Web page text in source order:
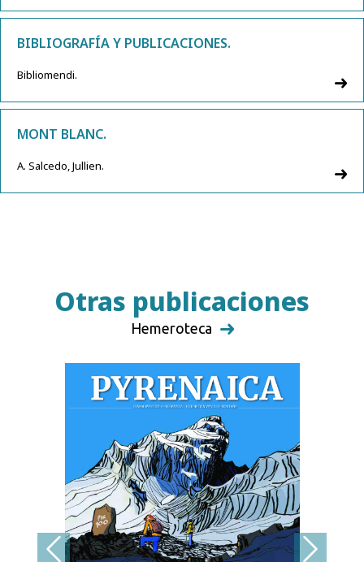
BIBLIOGRAFÍA Y PUBLICACIONES.
Bibliomendi.
MONT BLANC.
A. Salcedo, Jullien.
Otras publicaciones
Hemeroteca